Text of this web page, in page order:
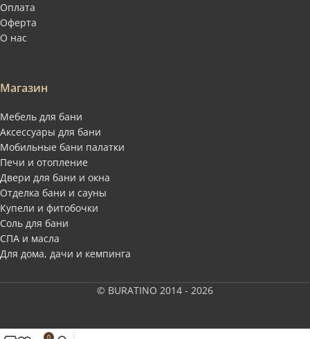
Оплата
Оферта
О нас
Магазин
Мебель для бани
Аксессуары для бани
Мобильные бани палатки
Печи и отопление
Двери для бани и окна
Отделка бани и сауны
Купели и фитобочки
Соль для бани
СПА и масла
Для дома, дачи и кемпинга
© BURATINO 2014 - 2026